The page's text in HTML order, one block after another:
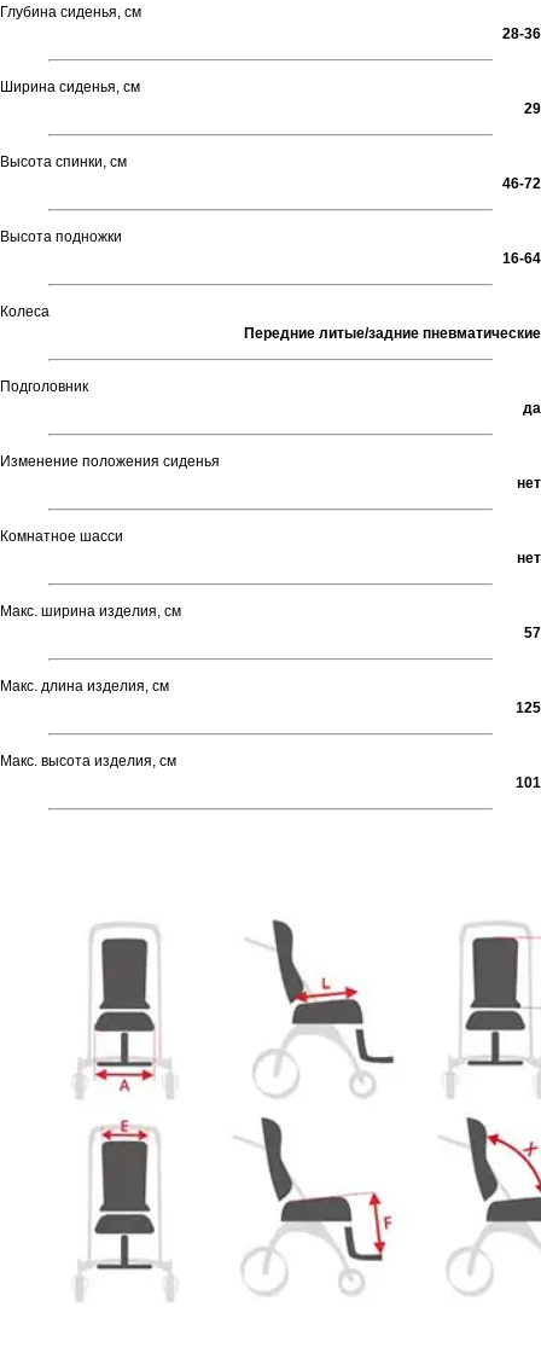
Глубина сиденья, см
28-36
Ширина сиденья, см
29
Высота спинки, см
46-72
Высота подножки
16-64
Колеса
Передние литые/задние пневматические
Подголовник
да
Изменение положения сиденья
нет
Комнатное шасси
нет
Макс. ширина изделия, см
57
Макс. длина изделия, см
125
Макс. высота изделия, см
101